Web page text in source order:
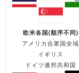
欧米各国(順序不同)
アメリカ合衆国全域
イギリス
ドイツ連邦共和国